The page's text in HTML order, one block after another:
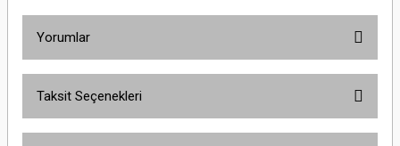
Yorumlar
Taksit Seçenekleri